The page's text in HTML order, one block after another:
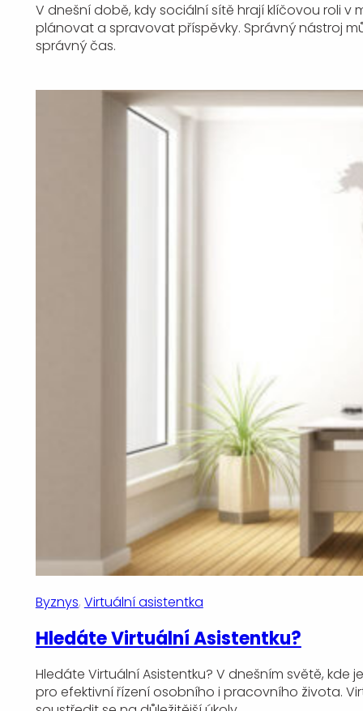
V dnešní době, kdy sociální sítě hrají klíčovou roli
plánovat a spravovat příspěvky. Správný nástroj
správný čas.
Byznys, Virtuální asistentka
Hledáte Virtuální Asistentku?
Hledáte Virtuální Asistentku? V dnešním světě,
pro efektivní řízení osobního i pracovního života.